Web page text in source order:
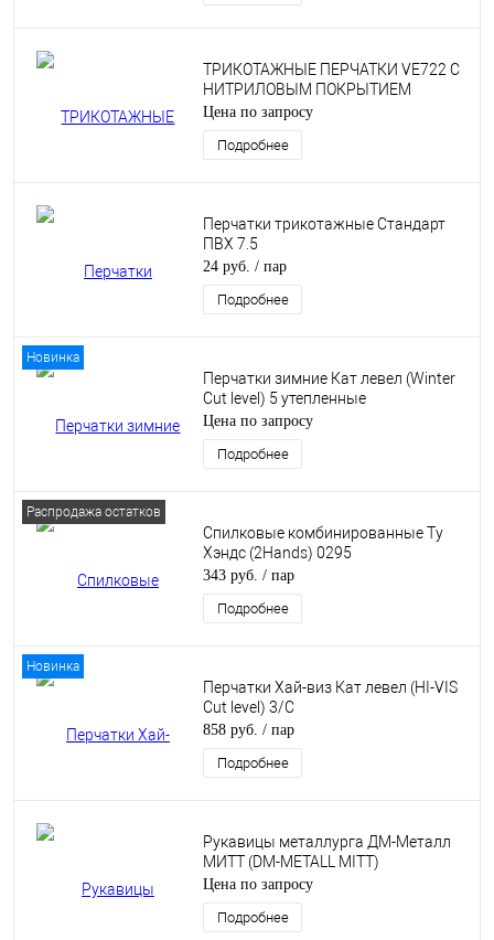
ТРИКОТАЖНЫЕ ПЕРЧАТКИ VE722 С
НИТРИЛОВЫМ ПОКРЫТИЕМ
Цена по запросу
Подробнее
Перчатки трикотажные Стандарт
ПВХ 7.5
24 руб. / пар
Подробнее
Новинка
Перчатки зимние Кат левел (Winter
Cut level) 5 утепленные
Цена по запросу
Подробнее
Распродажа остатков
Спилковые комбинированные Ту
Хэндс (2Hands) 0295
343 руб. / пар
Подробнее
Новинка
Перчатки Хай-виз Кат левел (HI-VIS
Cut level) 3/С
858 руб. / пар
Подробнее
Рукавицы металлурга ДМ-Металл
МИТТ (DM-METALL MITT)
Цена по запросу
Подробнее